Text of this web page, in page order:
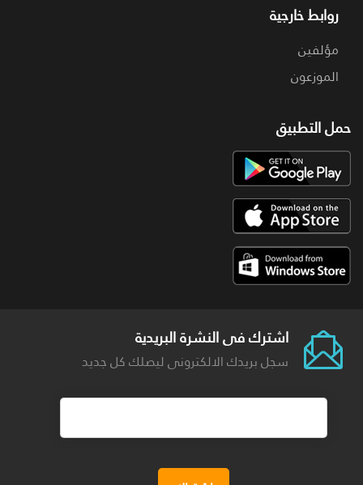
روابط خارجية
مؤلفين
الموزعون
حمل التطبيق
اشترك فى النشرة البريدية
سجل بريدك الالكترونى ليصلك كل جديد